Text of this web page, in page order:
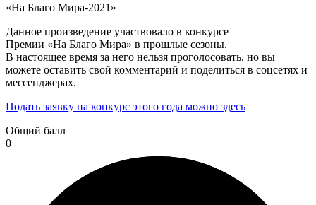
«На Благо Мира-2021»
Данное произведение участвовало в конкурсе
Премии «На Благо Мира» в прошлые сезоны.
В настоящее время за него нельзя проголосовать, но вы
можете оставить свой комментарий и поделиться в соцсетях и
мессенджерах.
Подать заявку на конкурс этого года можно здесь
Общий балл
0